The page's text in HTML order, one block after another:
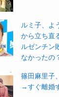
ルミ子、よ
から立ち直
ルゼンチン
なかったの
篠田麻里子
→すぐ離婚